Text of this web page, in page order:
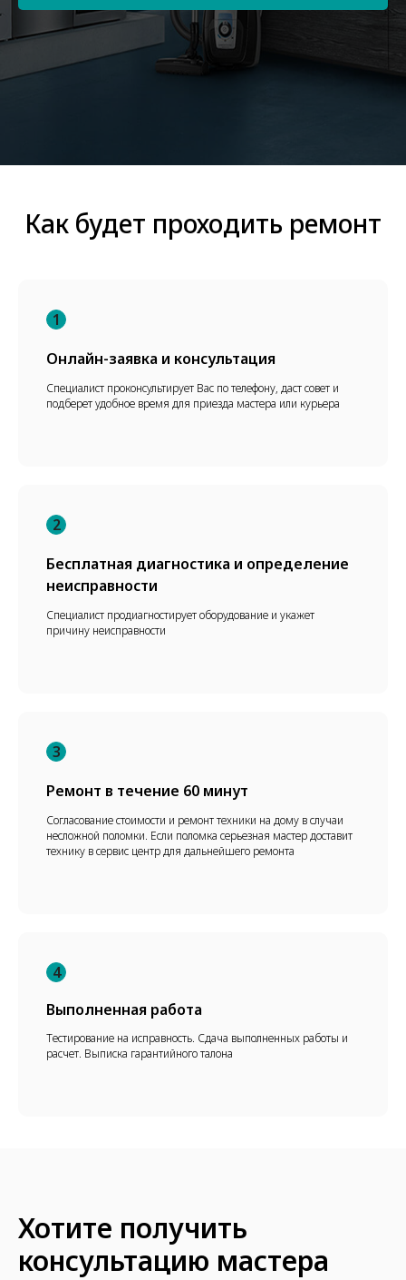
Как будет проходить ремонт
1
Онлайн-заявка и консультация
Специалист проконсультирует Вас по телефону, даст совет и
подберет удобное время для приезда мастера или курьера
2
Бесплатная диагностика и определение
неисправности
Специалист продиагностирует оборудование и укажет
причину неисправности
3
Ремонт в течение 60 минут
Согласование стоимости и ремонт техники на дому в случаи
несложной поломки. Если поломка серьезная мастер доставит
технику в сервис центр для дальнейшего ремонта
4
Выполненная работа
Тестирование на исправность. Сдача выполненных работы и
расчет. Выписка гарантийного талона
Хотите получить
консультацию мастера